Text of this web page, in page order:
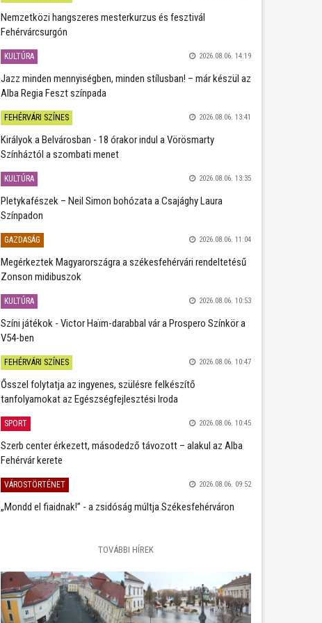
Nemzetközi hangszeres mesterkurzus és fesztivál
Fehérvárcsurgón
KULTÚRA 2026.08.06. 14:19
Jazz minden mennyiségben, minden stílusban! – már készül az
Alba Regia Feszt színpada
FEHÉRVÁRI SZÍNES 2026.08.06. 13:41
Királyok a Belvárosban - 18 órakor indul a Vörösmarty
Színháztól a szombati menet
KULTÚRA 2026.08.06. 13:35
Pletykafészek – Neil Simon bohózata a Csajághy Laura
Színpadon
GAZDASÁG 2026.08.06. 11:04
Megérkeztek Magyarországra a székesfehérvári rendeltetésű
Zonson midibuszok
KULTÚRA 2026.08.06. 10:53
Színi játékok - Victor Haïm-darabbal vár a Prospero Színkör a
V54-ben
FEHÉRVÁRI SZÍNES 2026.08.06. 10:47
Ősszel folytatja az ingyenes, szülésre felkészítő
tanfolyamokat az Egészségfejlesztési Iroda
SPORT 2026.08.06. 10:45
Szerb center érkezett, másodedző távozott – alakul az Alba
Fehérvár kerete
VÁROSTÖRTÉNET 2026.08.06. 09:52
„Mondd el fiaidnak!” - a zsidóság múltja Székesfehérváron
TOVÁBBI HÍREK